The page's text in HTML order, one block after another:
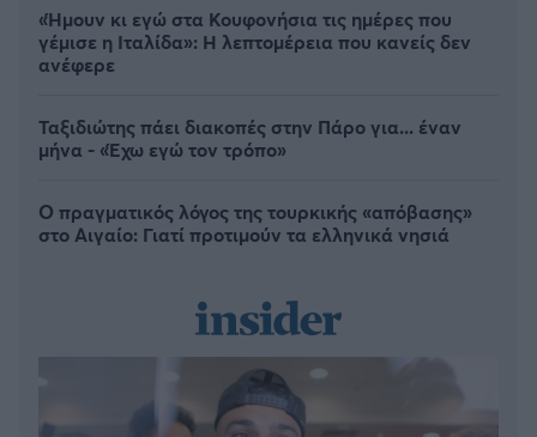
«Ήμουν κι εγώ στα Κουφονήσια τις ημέρες που
γέμισε η Ιταλίδα»: Η λεπτομέρεια που κανείς δεν
ανέφερε
Ταξιδιώτης πάει διακοπές στην Πάρο για... έναν
μήνα - «Έχω εγώ τον τρόπο»
Ο πραγματικός λόγος της τουρκικής «απόβασης»
στο Αιγαίο: Γιατί προτιμούν τα ελληνικά νησιά